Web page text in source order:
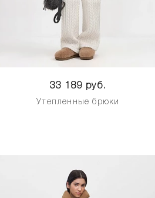
33 189 руб.
Утепленные брюки